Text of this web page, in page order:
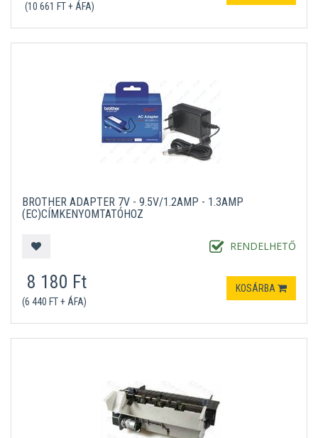
(10 661 FT + ÁFA)
BROTHER ADAPTER 7V - 9.5V/1.2AMP - 1.3AMP
(EC)CÍMKENYOMTATÓHOZ
RENDELHETŐ
8 180 Ft
(6 440 FT + ÁFA)
KOSÁRBA